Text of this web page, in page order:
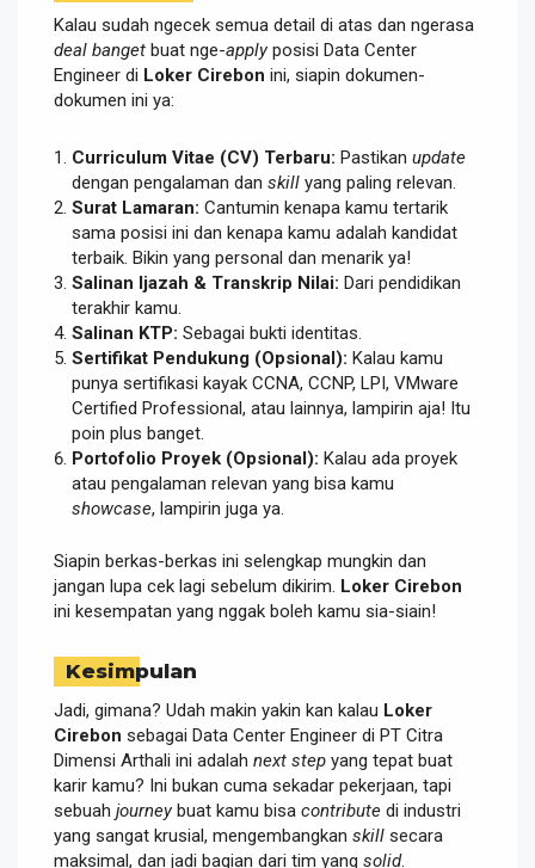
Kalau sudah ngecek semua detail di atas dan ngerasa
deal banget buat nge-applyposisi Data Center
Engineer di Loker Cirebon ini, siapin dokumen-
dokumen ini ya:
Curriculum Vitae (CV) Terbaru: Pastikan update
dengan pengalaman dan skill yang paling relevan.
Surat Lamaran: Cantumin kenapa kamu tertarik
sama posisi ini dan kenapa kamu adalah kandidat
terbaik. Bikin yang personal dan menarik ya!
Salinan Ijazah & Transkrip Nilai: Dari pendidikan
terakhir kamu.
Salinan KTP: Sebagai bukti identitas.
Sertifikat Pendukung (Opsional): Kalau kamu
punya sertifikasi kayak CCNA, CCNP, LPI, VMware
Certified Professional, atau lainnya, lampirin aja! Itu
poin plus banget.
Portofolio Proyek (Opsional): Kalau ada proyek
atau pengalaman relevan yang bisa kamu
showcase, lampirin juga ya.
Siapin berkas-berkas ini selengkap mungkin dan
jangan lupa cek lagi sebelum dikirim. Loker Cirebon
ini kesempatan yang nggak boleh kamu sia-siain!
Kesimpulan
Jadi, gimana? Udah makin yakin kan kalau Loker
Cirebon sebagai Data Center Engineer di PT Citra
Dimensi Arthali ini adalah next step yang tepat buat
karir kamu? Ini bukan cuma sekadar pekerjaan, tapi
sebuah journeybuat kamu bisa contribute di industri
yang sangat krusial, mengembangkan skill secara
maksimal, dan jadi bagian dari tim yang solid.